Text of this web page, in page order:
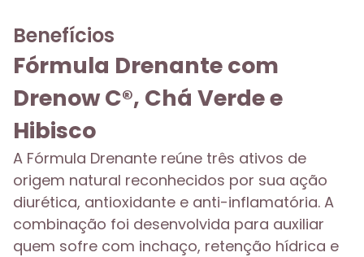
Benefícios
Fórmula Drenante com
Drenow C®, Chá Verde e
Hibisco
A Fórmula Drenante reúne três ativos de
origem natural reconhecidos por sua ação
diurética, antioxidante e anti-inflamatória. A
combinação foi desenvolvida para auxiliar
quem sofre com inchaço, retenção hídrica e